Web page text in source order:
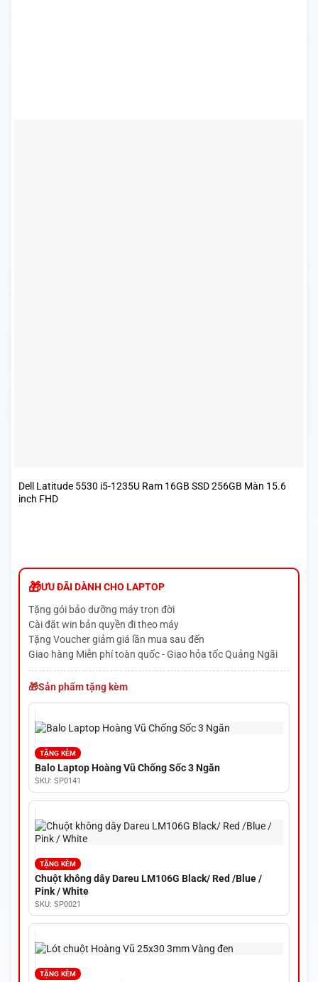
Dell Latitude 5530 i5-1235U Ram 16GB SSD 256GB Màn 15.6
inch FHD
ƯU ĐÃI DÀNH CHO LAPTOP
Tặng gói bảo dưỡng máy trọn đời
Cài đặt win bản quyền đi theo máy
Tặng Voucher giảm giá lần mua sau đến
Giao hàng Miễn phí toàn quốc - Giao hỏa tốc Quảng Ngãi
Sản phẩm tặng kèm
TẶNG KÈM
Balo Laptop Hoàng Vũ Chống Sốc 3 Ngăn
SKU: SP0141
TẶNG KÈM
Chuột không dây Dareu LM106G Black/ Red /Blue /
Pink / White
SKU: SP0021
TẶNG KÈM